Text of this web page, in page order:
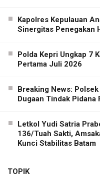
Kapolres Kepulauan
Sinergitas Penegakan
Polda Kepri Ungkap 7
Pertama Juli 2026
Breaking News:
Dugaan Tindak Pidana
Letkol Yudi Satria
136/Tuah Sakti,
Kunci Stabilitas Batam
TOPIK